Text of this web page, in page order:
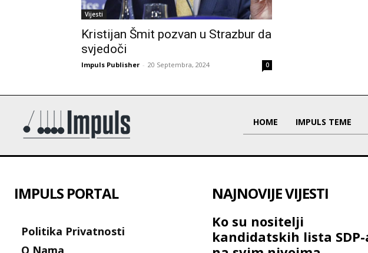
Vijesti
Kristijan Šmit pozvan u Strazbur da
svjedoči
Impuls Publisher - 20 Septembra, 2024 0
HOME IMPULS TEME
IMPULS PORTAL
Politika Privatnosti
O Nama
NAJNOVIJE VIJESTI
Ko su nositelji
kandidatskih lista SDP-